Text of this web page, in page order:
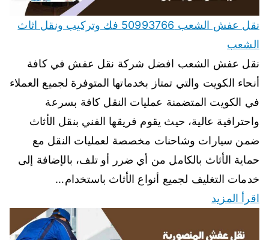
نقل عفش الشعب 50993766 فك وتركيب ونقل اثاث
الشعب
نقل عفش الشعب افضل شركة نقل عفش في كافة
أنحاء الكويت والتي تمتاز بخدماتها المتوفرة لجميع العملاء
في الكويت المتضمنة عمليات النقل كافة بسرعة
واحترافية عالية، حيث يقوم فريقها الفني بنقل الأثاث
ضمن سيارات وشاحنات مخصصة لعمليات النقل مع
حماية الأثاث بالكامل من أي ضرر أو تلف، بالإضافة إلى
خدمات التغليف لجميع أنواع الأثاث باستخدام…
اقرأ المزيد